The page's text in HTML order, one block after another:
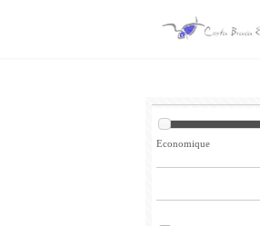
Economique